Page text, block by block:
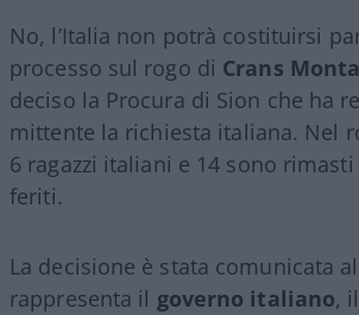
No, l’Italia non potrà costituirsi
processo sul rogo di Crans
deciso la Procura di Sion che ha
mittente la richiesta italiana. Nel
6 ragazzi italiani e 14 sono
feriti.
La decisione è stata comunicata
rappresenta il governo italiano,